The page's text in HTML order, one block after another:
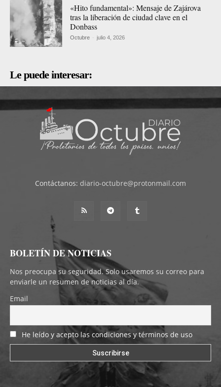
«Hito fundamental»: Mensaje de Zajárova
tras la liberación de ciudad clave en el
Donbass
Octubre - julio 4, 2026
Le puede interesar:
Contáctanos: diario-octubre@protonmail.com
BOLETÍN DE NOTICIAS
Nos preocupa su seguridad. Solo usaremos su correo para
enviarle un resumen de noticias al día.
Email
He leído y acepto las condiciones y términos de uso